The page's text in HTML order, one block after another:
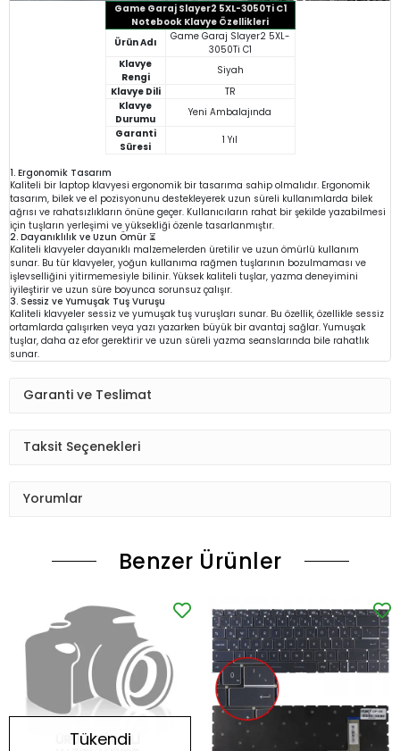
Game Garaj Slayer2 5XL-3050Ti C1
Notebook Klavye Özellikleri
Ürün Adı
Game Garaj Slayer2 5XL-
3050Ti C1
Klavye
Rengi
Siyah
Klavye Dili
TR
Klavye
Durumu
Yeni Ambalajında
Garanti
Süresi
1 Yıl
1. Ergonomik Tasarım
Kaliteli bir laptop klavyesi ergonomik bir tasarıma sahip olmalıdır. Ergonomik
tasarım, bilek ve el pozisyonunu destekleyerek uzun süreli kullanımlarda bilek
ağrısı ve rahatsızlıkların önüne geçer. Kullanıcıların rahat bir şekilde yazabilmesi
için tuşların yerleşimi ve yüksekliği özenle tasarlanmıştır.
2. Dayanıklılık ve Uzun Ömür ⏳
Kaliteli klavyeler dayanıklı malzemelerden üretilir ve uzun ömürlü kullanım
sunar. Bu tür klavyeler, yoğun kullanıma rağmen tuşlarının bozulmaması ve
işlevselliğini yitirmemesiyle bilinir. Yüksek kaliteli tuşlar, yazma deneyimini
iyileştirir ve uzun süre boyunca sorunsuz çalışır.
3. Sessiz ve Yumuşak Tuş Vuruşu
Kaliteli klavyeler sessiz ve yumuşak tuş vuruşları sunar. Bu özellik, özellikle sessiz
ortamlarda çalışırken veya yazı yazarken büyük bir avantaj sağlar. Yumuşak
tuşlar, daha az efor gerektirir ve uzun süreli yazma seanslarında bile rahatlık
sunar.
Garanti ve Teslimat
Taksit Seçenekleri
Yorumlar
Benzer Ürünler
Tükendi